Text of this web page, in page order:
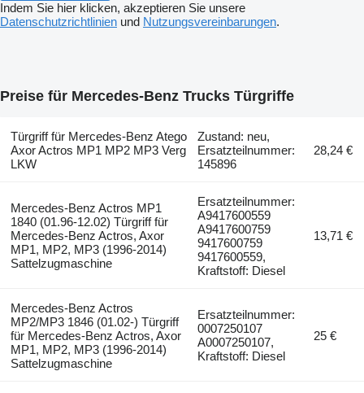
Indem Sie hier klicken, akzeptieren Sie unsere
Datenschutzrichtlinien und Nutzungsvereinbarungen.
Preise für Mercedes-Benz Trucks Türgriffe
Türgriff für Mercedes-Benz Atego
Axor Actros MP1 MP2 MP3 Verg
LKW
Zustand: neu,
Ersatzteilnummer:
145896
28,24 €
Mercedes-Benz Actros MP1
1840 (01.96-12.02) Türgriff für
Mercedes-Benz Actros, Axor
MP1, MP2, MP3 (1996-2014)
Sattelzugmaschine
Ersatzteilnummer:
A9417600559
A9417600759
9417600759
9417600559,
Kraftstoff: Diesel
13,71 €
Mercedes-Benz Actros
MP2/MP3 1846 (01.02-) Türgriff
für Mercedes-Benz Actros, Axor
MP1, MP2, MP3 (1996-2014)
Sattelzugmaschine
Ersatzteilnummer:
0007250107
A0007250107,
Kraftstoff: Diesel
25 €